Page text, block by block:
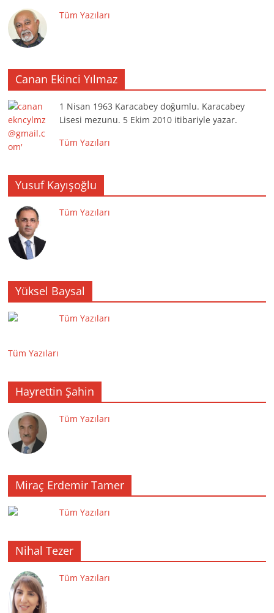
Tüm Yazıları
Canan Ekinci Yılmaz
1 Nisan 1963 Karacabey doğumlu. Karacabey
Lisesi mezunu. 5 Ekim 2010 itibariyle yazar.
Tüm Yazıları
Yusuf Kayışoğlu
Tüm Yazıları
Yüksel Baysal
Tüm Yazıları
Tüm Yazıları
Hayrettin Şahin
Tüm Yazıları
Miraç Erdemir Tamer
Tüm Yazıları
Nihal Tezer
Tüm Yazıları